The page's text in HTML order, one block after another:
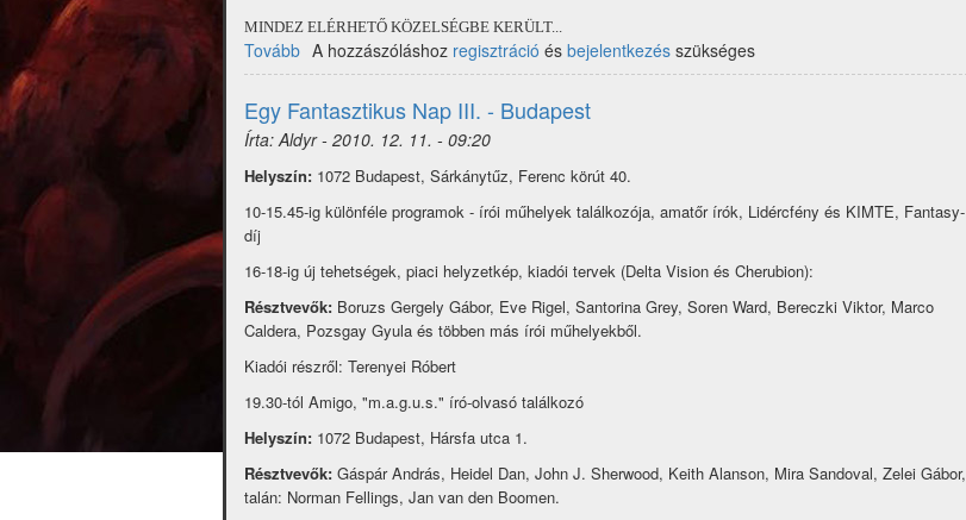
MINDEZ ELÉRHETŐ KÖZELSÉGBE KERÜLT...
Tovább (Halállista
-
őrületes
pályázat
(Agave))
A hozzászóláshoz regisztráció és bejelentkezés szükséges
Egy Fantasztikus Nap III. - Budapest
Írta:Aldyr- 2010. 12. 11. - 09:20
Helyszín: 1072 Budapest, Sárkánytűz, Ferenc körút 40.
10-15.45-ig különféle programok - írói műhelyek találkozója, amatőr írók, Lidércfény és KIMTE, Fantasy-
díj
16-18-ig új tehetségek, piaci helyzetkép, kiadói tervek (Delta Vision és Cherubion):
Résztvevők: Boruzs Gergely Gábor, Eve Rigel, Santorina Grey, Soren Ward, Bereczki Viktor, Marco
Caldera, Pozsgay Gyula és többen más írói műhelyekből.
Kiadói részről: Terenyei Róbert
19.30-tól Amigo, "m.a.g.u.s." író-olvasó találkozó
Helyszín: 1072 Budapest, Hársfa utca 1.
Résztvevők: Gáspár András, Heidel Dan, John J. Sherwood, Keith Alanson, Mira Sandoval, Zelei Gábor,
talán: Norman Fellings, Jan van den Boomen.